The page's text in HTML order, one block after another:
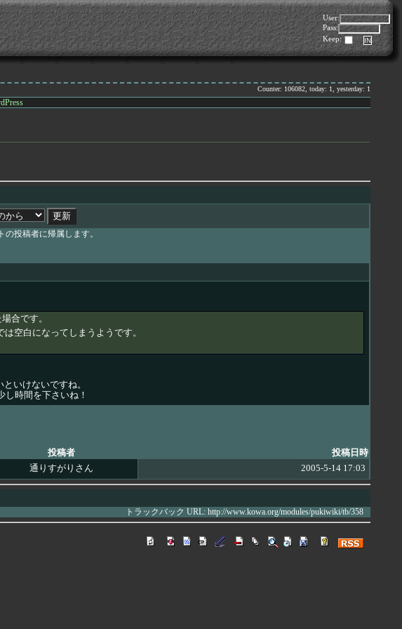
User:
Pass:
Keep:
Counter: 106082, today: 1, yesterday: 1
投稿者に帰属します。
合です。
空白になってしまうようです。
いけないですね。
し時間を下さいね！
投稿者
投稿日時
通りすがりさん 2005-5-14 17:03
トラックバック URL: http://www.kowa.org/modules/pukiwiki/tb/358